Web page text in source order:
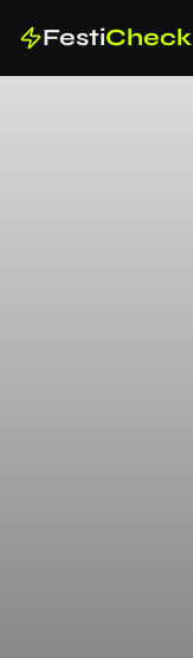
FestiCheck